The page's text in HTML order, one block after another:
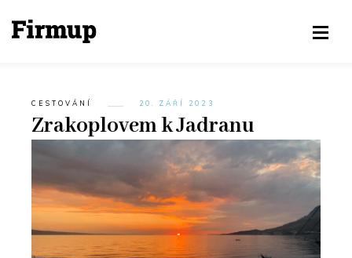
CESTOVÁNÍ 20. ZÁŘÍ 2023
Zrakoplovem k Jadranu